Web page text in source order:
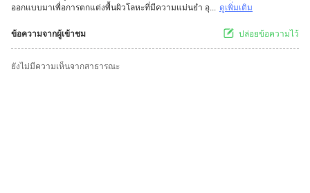
ออกแบบมาเพื่อการตกแต่งพื้นผิวโลหะที่มีความแม่นยำ อุ... ดูเพิ่มเติม
ข้อความจากผู้เข้าชม ปล่อยข้อความไว้
ยังไม่มีความเห็นจากสาธารณะ